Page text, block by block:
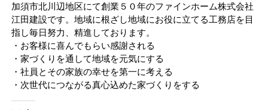
加須市北川辺地区にて創業５０年のファインホーム株式会社
江田建設です。地域に根ざし地域にお役に立てる工務店を目
指し毎日努力、精進しております。
・お客様に喜んでもらい感謝される
・家づくりを通して地域を元気にする
・社員とその家族の幸せを第一に考える
・次世代につながる真心込めた家づくりをする